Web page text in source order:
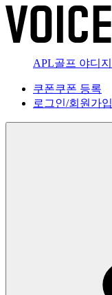
APL골프 야디지
쿠폰쿠폰 등록
로그인/회원가입